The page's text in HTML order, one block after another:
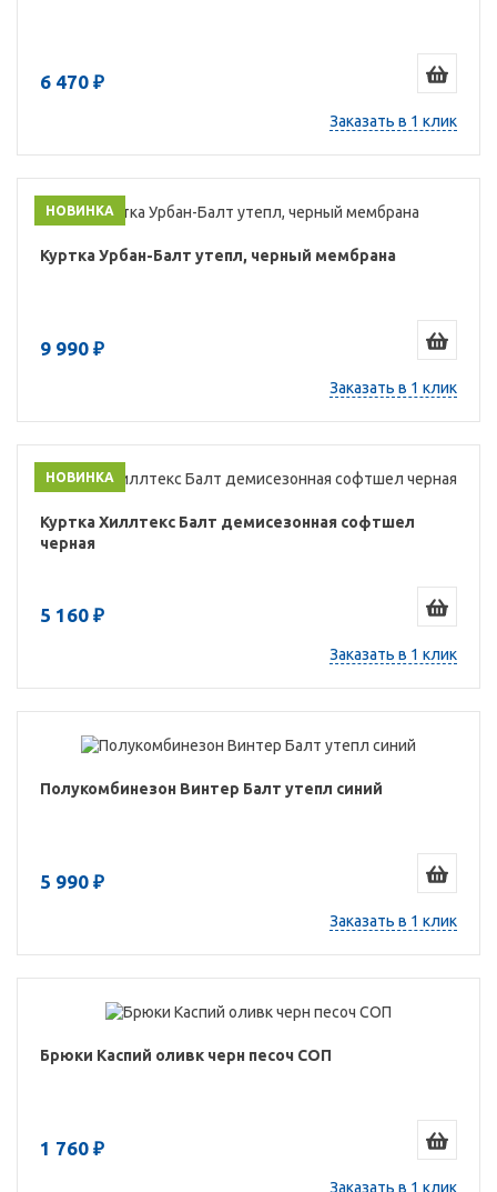
6 470 ₽
Заказать в 1 клик
НОВИНКА
Куртка Урбан-Балт утепл, черный мембрана
9 990 ₽
Заказать в 1 клик
НОВИНКА
Куртка Хиллтекс Балт демисезонная софтшел
черная
5 160 ₽
Заказать в 1 клик
Полукомбинезон Винтер Балт утепл синий
5 990 ₽
Заказать в 1 клик
Брюки Каспий оливк черн песоч СОП
1 760 ₽
Заказать в 1 клик